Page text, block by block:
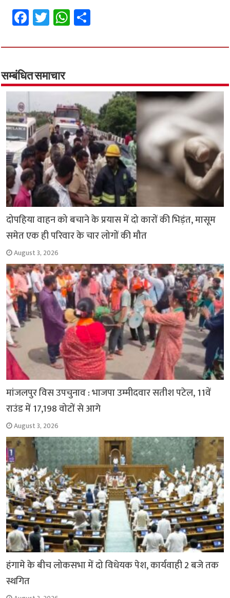
Fa
ce
b
o
o
k
T
wi
tt
er
W
h
at
p
p
ar
सम्बंधित समाचार
दोपहिया वाहन को बचाने के प्रयास में दो कारों की भिड़ंत, मासूम
समेत एक ही परिवार के चार लोगों की मौत
August 3, 2026
मांजलपुर विस उपचुनाव : भाजपा उम्मीदवार सतीश पटेल, 11वें
राउंड में 17,198 वोटों से आगे
August 3, 2026
हंगामे के बीच लोकसभा में दो विधेयक पेश, कार्यवाही 2 बजे तक
स्थगित